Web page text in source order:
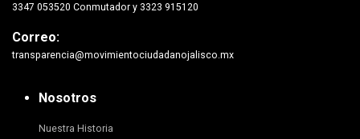
3347 053520 Conmutador y 3323 915120
Correo:
transparencia@movimientociudadanojalisco.mx
Nosotros
Nuestra Historia